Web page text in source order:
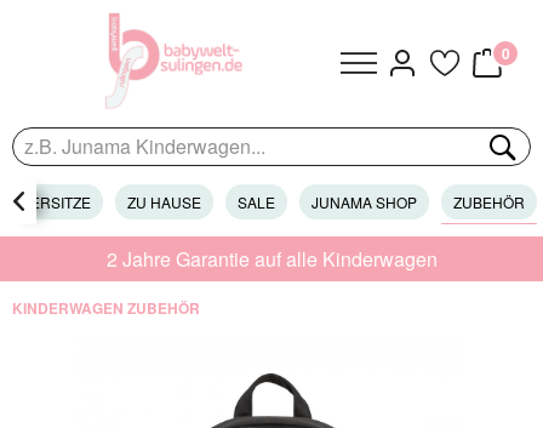
0
ZU HAUSE SALE JUNAMA SHOP ZUBEHÖR

2 Jahre Garantie auf alle Kinderwagen
KINDERWAGEN ZUBEHÖR